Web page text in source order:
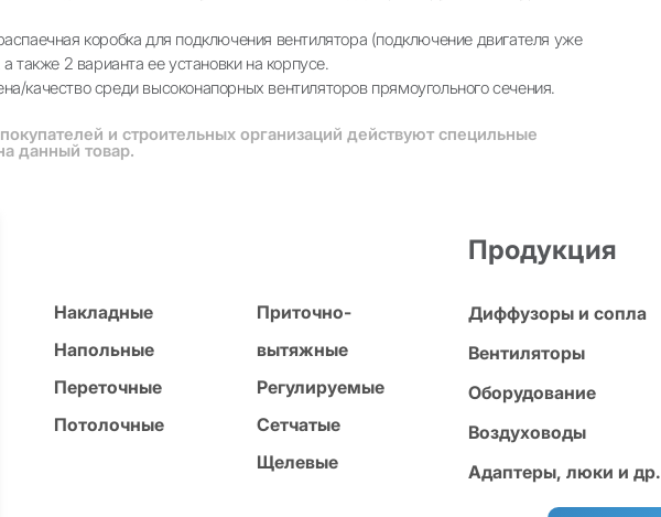
коробка для подключения вентилятора (подключение двигателя уже
также 2 варианта ее установки на корпусе.
качество среди высоконапорных вентиляторов прямоугольного сечения.
и строительных организаций действуют специльные
данный товар.
Накладные
Напольные
Переточные
Потолочные
Приточно-
вытяжные
Регулируемые
Сетчатые
Щелевые
Продукция
Диффузоры и сопла
Вентиляторы
Оборудование
Воздуховоды
Адаптеры, люки и др.